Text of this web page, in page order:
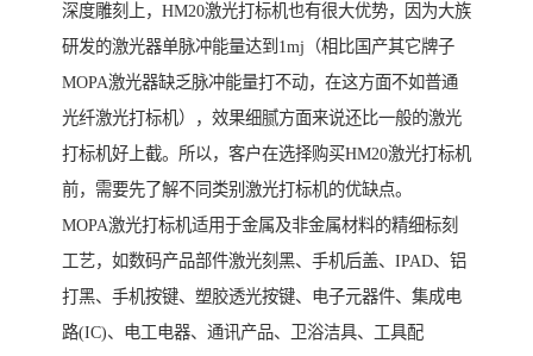
深度雕刻上，HM20激光打标机也有很大优势，因为大族
研发的激光器单脉冲能量达到1mj（相比国产其它牌子
MOPA激光器缺乏脉冲能量打不动，在这方面不如普通
光纤激光打标机），效果细腻方面来说还比一般的激光
打标机好上截。所以，客户在选择购买HM20激光打标机
前，需要先了解不同类别激光打标机的优缺点。
MOPA激光打标机适用于金属及非金属材料的精细标刻
工艺，如数码产品部件激光刻黑、手机后盖、IPAD、铝
打黑、手机按键、塑胶透光按键、电子元器件、集成电
路(IC)、电工电器、通讯产品、卫浴洁具、工具配